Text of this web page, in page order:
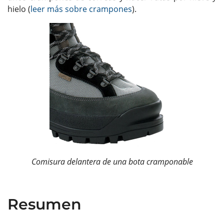
hielo (leer más sobre crampones).
Comisura delantera de una bota cramponable
Resumen